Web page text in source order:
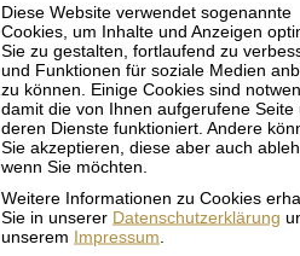
Diese Website verwendet sogenannte
Cookies, um Inhalte und Anzeigen
Sie zu gestalten, fortlaufend zu
und Funktionen für soziale Medien
zu können. Einige Cookies sind
damit die von Ihnen aufgerufene Seite
deren Dienste funktioniert. Andere
Sie akzeptieren, diese aber auch
wenn Sie möchten.
Weitere Informationen zu Cookies
Sie in unserer Datenschutzerklärung
unserem Impressum